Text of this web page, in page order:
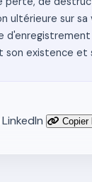
ultérieure sur sa
son existence et
LinkedIn Copier